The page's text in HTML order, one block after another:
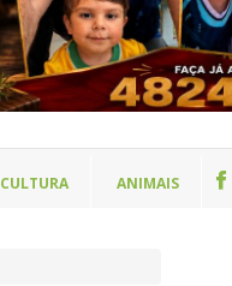
CULTURA ANIMAIS